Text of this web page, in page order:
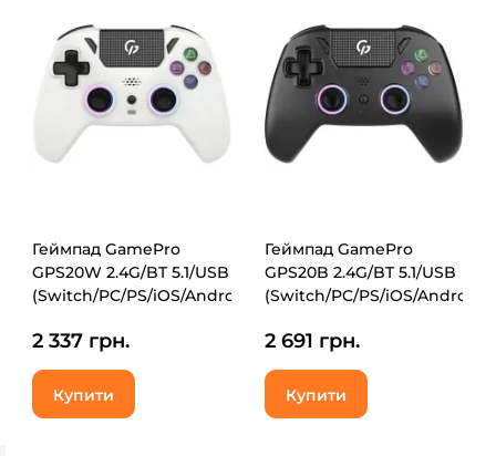
Геймпад GamePro
GPS20W 2.4G/BT 5.1/USB
(Switch/PC/PS/iOS/Android)
2 337 грн.
Купити
Геймпад GamePro
GPS20B 2.4G/BT 5.1/USB
(Switch/PC/PS/iOS/Android)
2 691 грн.
Купити